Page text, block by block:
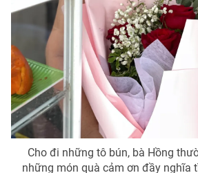
® Cấm sao chép dưới mọi hình thức nếu
thuận bằng văn bản. Ghi rõ nguồn
thông tin từ website này.
Cho đi những tô bún, bà Hồng
những món quà cảm ơn đầy nghĩa